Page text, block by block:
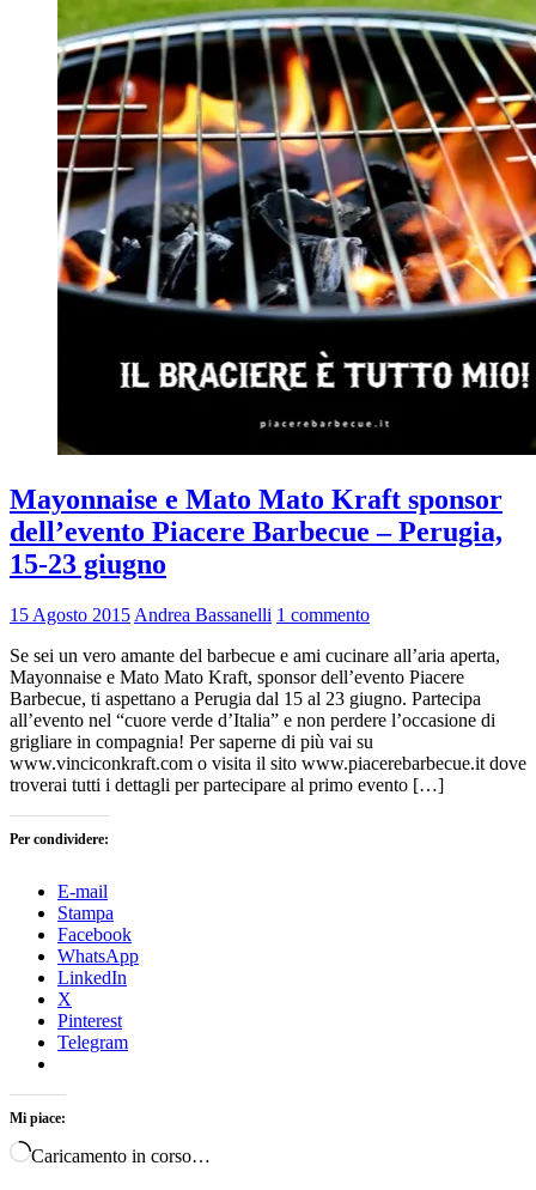
Mayonnaise e Mato Mato Kraft sponsor
dell’evento Piacere Barbecue – Perugia,
15-23 giugno
15 Agosto 2015 Andrea Bassanelli 1 commento
Se sei un vero amante del barbecue e ami cucinare all’aria aperta,
Mayonnaise e Mato Mato Kraft, sponsor dell’evento Piacere
Barbecue, ti aspettano a Perugia dal 15 al 23 giugno. Partecipa
all’evento nel “cuore verde d’Italia” e non perdere l’occasione di
grigliare in compagnia! Per saperne di più vai su
www.vinciconkraft.com o visita il sito www.piacerebarbecue.it dove
troverai tutti i dettagli per partecipare al primo evento […]
Per condividere:
E-mail
Stampa
Facebook
WhatsApp
LinkedIn
X
Pinterest
Telegram
Mi piace:
Caricamento in corso…